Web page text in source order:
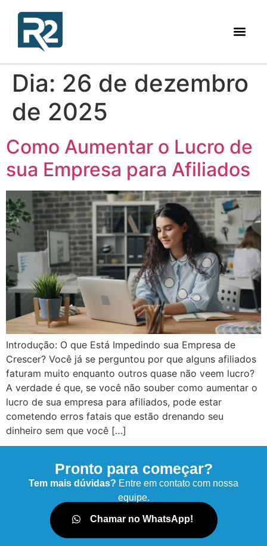
Dia: 26 de dezembro
de 2025
Como Aumentar o Lucro de
sua Empresa para Afiliados
Introdução: O que Está Impedindo sua Empresa de
Crescer? Você já se perguntou por que alguns afiliados
faturam muito enquanto outros quase não veem lucro?
A verdade é que, se você não souber como aumentar o
lucro de sua empresa para afiliados, pode estar
cometendo erros fatais que estão drenando seu
dinheiro sem que você […]
Pronto para começar?
Tem mais dúvidas? Entre em contato com nossa
equipe.
Chamar no WhatsApp!